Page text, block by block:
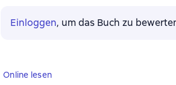
Einloggen, um das Buch zu
Online lesen